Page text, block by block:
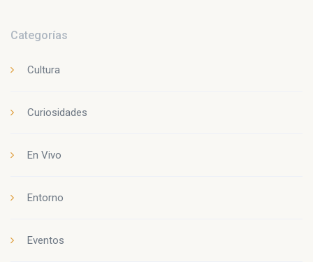
Categorías
Cultura
Curiosidades
En Vivo
Entorno
Eventos